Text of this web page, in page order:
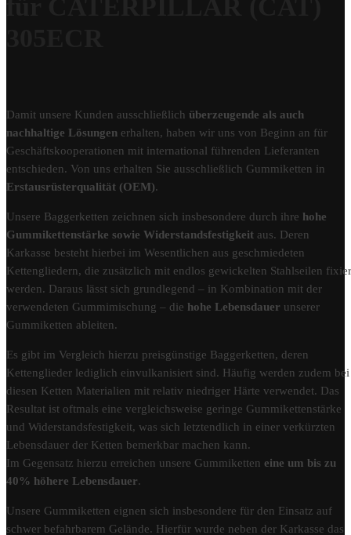
Damit unsere Kunden ausschließlich überzeugende als auch
nachhaltige Lösungen erhalten, haben wir uns von Beginn an für
Geschäftskooperationen mit international führenden Lieferanten
entschieden. Von uns erhalten Sie ausschließlich Gummiketten in
Erstausrüsterqualität (OEM).
Unsere Baggerketten zeichnen sich insbesondere durch ihre hohe
Gummikettenstärke sowie Widerstandsfestigkeit aus. Deren
Karkasse besteht hierbei im Wesentlichen aus geschmiedeten
Kettengliedern, die zusätzlich mit endlos gewickelten Stahlseilen
werden. Daraus lässt sich grundlegend – in Kombination mit der
verwendeten Gummimischung – die hohe Lebensdauer unserer
Gummiketten ableiten.
Es gibt im Vergleich hierzu preisgünstige Baggerketten, deren
Kettenglieder lediglich einvulkanisiert sind. Häufig werden zudem bei
diesen Ketten Materialien mit relativ niedriger Härte verwendet. Das
Resultat ist oftmals eine vergleichsweise geringe Gummikettenstärke
und Widerstandsfestigkeit, was sich letztendlich in einer verkürzten
Lebensdauer der Ketten bemerkbar machen kann.
Im Gegensatz hierzu erreichen unsere Gummiketten eine um bis zu
40% höhere Lebensdauer.
Unsere Gummiketten eignen sich insbesondere für den Einsatz auf
schwer befahrbarem Gelände. Hierfür wurde neben der Karkasse das